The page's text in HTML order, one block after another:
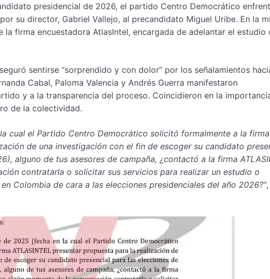
presidencial de 2026, el partido Centro Democrático
su director, Gabriel Vallejo, al precandidato Miguel Uribe. En la
firma encuestadora AtlasIntel, encargada de adelantar el estudio
sentirse “sorprendido y con dolor” por los señalamientos
Cabal, Paloma Valencia y Andrés Guerra manifestaron
y a la transparencia del proceso. Coincidieron en la
de la colectividad.
cual el Partido Centro Democrático solicitó formalmente a la firma
de una investigación con el fin de escoger su candidato
alguno de tus asesores de campaña, ¿contactó a la firma
contratarla o solicitar sus servicios para realizar un estudio o
Colombia de cara a las elecciones presidenciales del año 2026?”